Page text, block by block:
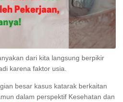
dari kita langsung berpikir
karena faktor usia.
besar kasus katarak berkaitan
dalam perspektif Kesehatan dan